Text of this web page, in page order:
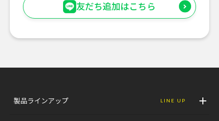
友だち追加はこちら
製品ラインアップ LINE UP